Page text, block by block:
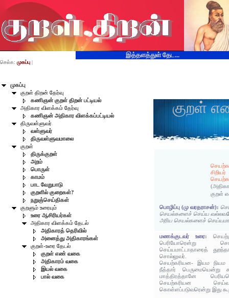
இத்தளத்துள் தேட...
முகப்பு
குறள் திறன் தேர்வு
கணிஞன் குறள் திறன் பட்டியல்
அதிகார விளக்கம் தேர்வு
கணிஞன் அதிகார விளக்கப்பட்டியல்
திருவள்ளுவர்
வள்ளுவர்
திருவள்ளுவமாலை
குறள்
திருக்குறள்
அறம்
பொருள்
காமம்
பாட வேறுபாடு
குறளில் குறைகள்?
நறுஞ்செய்திகள்
குறளும் உரையும்
உரை ஆசிரியர்கள்
அதிகார விளக்கம் தேடல்
அதிகாரத் தெரிவில்
அனைத்து அதிகாரங்கள்
குறள்-உரை தேடல்
குறள் எண் வகை
அதிகாரம் வகை
இயல் வகை
பால் வகை
செல்க: முகப்பு |
குறள்
சிறியர்
குறள்
பொழிப்பு (மு வரதராசன்):
செயல்களைச் செய்ய
அரிய செயல்களைச்
மணக்குடவர் உரை:
பெரியோரென்று
செய்யமாட்டாதாரைத்
சொல்லுவர்.
செயற்கரியன- இயம நியம
நீத்தார் பெருமையென்று
மாத்திரத்தானே
செயற்கரியன
கொள்ளப்படுவரென்று இது